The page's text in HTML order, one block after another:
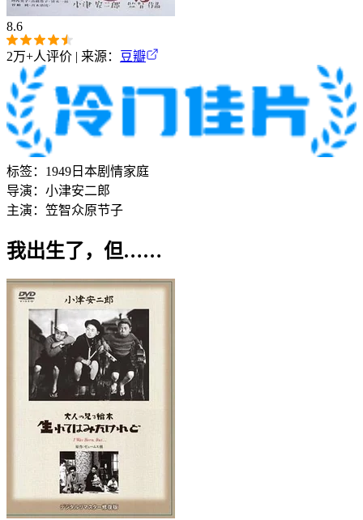
8.6
2万+人评价 | 来源： 豆瓣
标签： 1949 日本剧情家庭
导演： 小津安二郎
主演： 笠智众原节子
我出生了，但……